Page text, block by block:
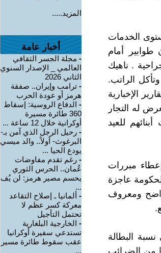
الخدمات
أمام
. ناهيك
الراتب.
الإخبارية
له التجار
للعيد
مبررات
عاجزة
ومعروف
البطالة
من الضرائب
المزيد.....
أخبار عامة
- مجلة الجسر الثقافي
العالمي _ الإصدار السنوي
الثاني 2026
- ترامب وإيران.. صفقة
هرمز أو عودة الحرب
- الدفاع الروسية: إسقاط
360 طائرة مسيرة
أوكرانية خلال 12 ساعة ...
- رحيل الرجل الذي آمن بـ-
البرغوث- أولاً.. والد ميسي
يودع الحيا ...
- رغم تقدم مفاوضات
عُمان.. الحرس الثوري
يحسم مصير هرمز: لن يُف
...
- ألمانيا ـ إصلاح التقاعد
معركة كسر عظم لا
تحتمل التأجيل
- الخارجية البلغارية
تستدعي سفيرة أوكرانيا
عقب سقوط طائرة مسير
...